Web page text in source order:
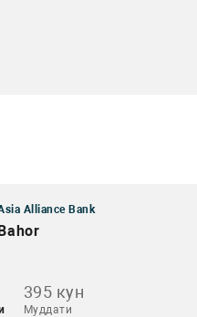
Alliance Bank
395 кун
Муддати